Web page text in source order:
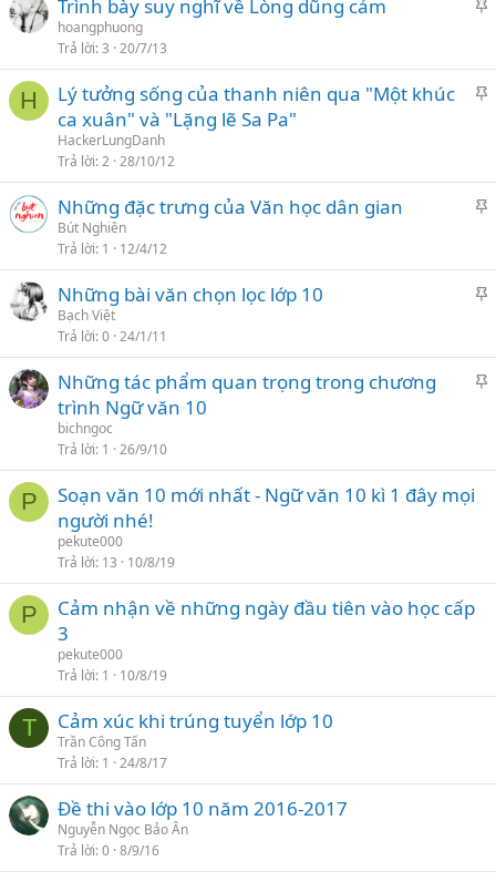
ạ
l
Trình bày suy nghĩ về Lòng dũng cảm
hoangphuong
Trả lời 3 20/7/13
H
l
ạ
Lý tưởng sống của thanh niên qua "Một khúc
ca xuân" và "Lặng lẽ Sa Pa"
HackerLungDanh
Trả lời 2 28/10/12
l
Những đặc trưng của Văn học dân gian
Bút Nghiên
Trả lời 1 12/4/12
l
Những bài văn chọn lọc lớp 10
Bạch Việt
Trả lời 0 24/1/11
l
Những tác phẩm quan trọng trong chương
trình Ngữ văn 10
bichngoc
Trả lời 1 26/9/10
P
Soạn văn 10 mới nhất - Ngữ văn 10 kì 1 đây mọi
người nhé!
pekute000
Trả lời 13 10/8/19
P
Cảm nhận về những ngày đầu tiên vào học cấp
3
pekute000
Trả lời 1 10/8/19
T Cảm xúc khi trúng tuyển lớp 10
Trần Công Tấn
Trả lời 1 24/8/17
Đề thi vào lớp 10 năm 2016-2017
Nguyễn Ngọc Bảo Ân
Trả lời 0 8/9/16